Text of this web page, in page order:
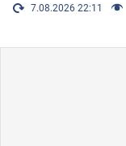
7.08.2026 22:11